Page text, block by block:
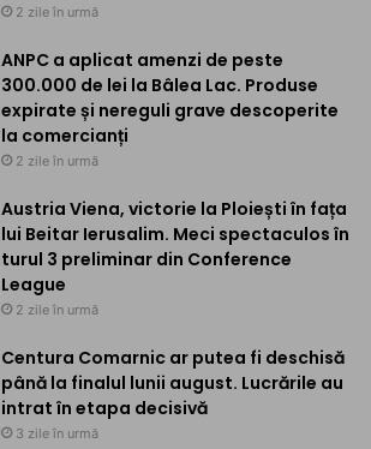
2 zile în urmă
ANPC a aplicat amenzi de peste
300.000 de lei la Bâlea Lac. Produse
expirate și nereguli grave descoperite
la comercianți
2 zile în urmă
Austria Viena, victorie la Ploiești în fața
lui Beitar Ierusalim. Meci spectaculos în
turul 3 preliminar din Conference
League
2 zile în urmă
Centura Comarnic ar putea fi deschisă
până la finalul lunii august. Lucrările au
intrat în etapa decisivă
3 zile în urmă